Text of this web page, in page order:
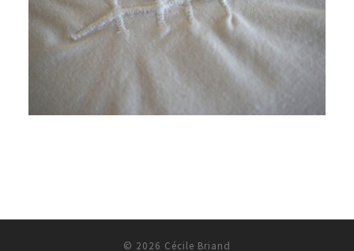
© 2026 Cécile Briand